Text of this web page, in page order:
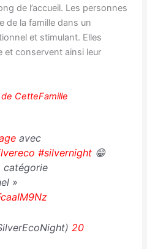
de l’accueil. Les personnes
de la famille dans un
et stimulant. Elles
et conservent ainsi leur
CetteFamille
avec
#silvernight😁
catégorie
»
20